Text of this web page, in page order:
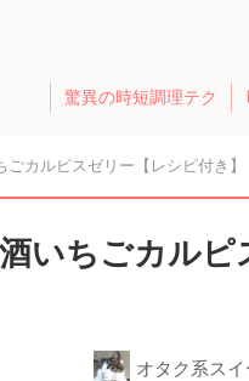
驚異の時短調理テク
カルピスゼリー【レシピ付き】
いちごカルピ
オタク系ス